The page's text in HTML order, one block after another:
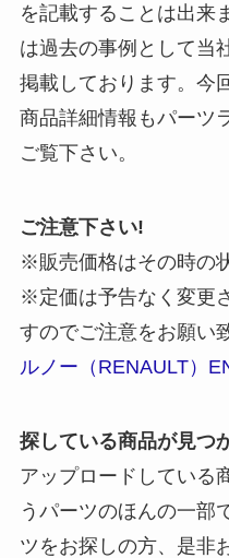
を記載することは出来
は過去の事例として当
掲載しております。今
商品詳細情報もパーツ
ご覧下さい。
ご注意下さい!
※販売価格はその時の
※定価は予告なく変更
すのでご注意をお願い
ルノー（RENAULT）
探している商品が見つ
アップロードしている
うパーツのほんの一部
ツをお探しの方、是非